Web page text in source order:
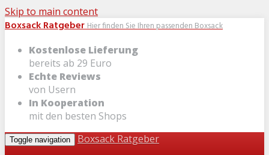
Skip to main content
Boxsack RatgeberHier finden Sie Ihren passenden Boxsack
Kostenlose Lieferung
bereits ab 29 Euro
Echte Reviews
von Usern
In Kooperation
mit den besten Shops
Toggle navigation
Boxsack Ratgeber